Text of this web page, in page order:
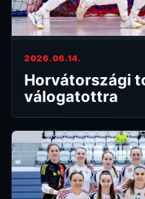
2026.06.14.
Horvátországi
válogatottra